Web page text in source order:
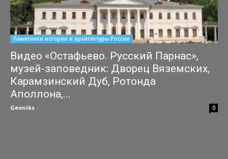
Памятники истории и архитектуры России
Видео «Остафьево. Русский Парнас»,
музей-заповедник: Дворец Вяземских,
Карамзинский Дуб, Ротонда
Аполлона,...
Geoniks - 0